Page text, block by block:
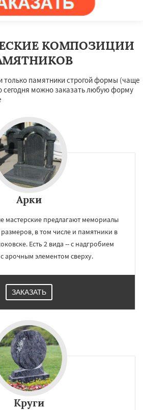
Можайск
Мытищи
ОдинцовоКОМПОЗИЦИИ
только памятники строгой формы (чаще
сегодня можно заказать любую форму
Арки
мастерские предлагают мемориалы
в том числе и памятники в
Есть 2 вида -- с надгробием
арочным элементом сверху.
ЗАКАЗАТЬ
Круги